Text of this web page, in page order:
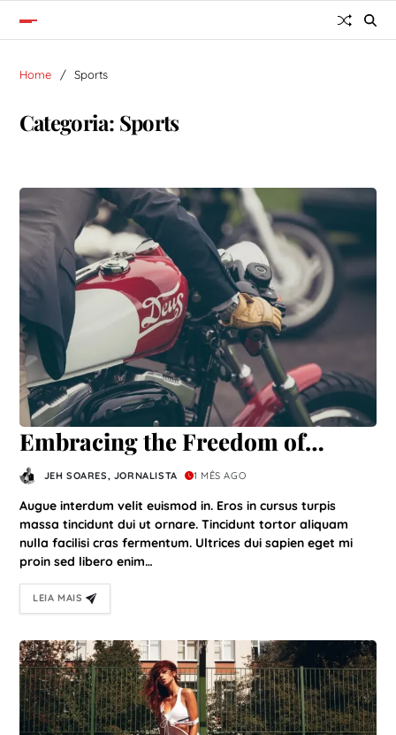
Home Sports
Categoria: Sports
Embracing the Freedom of
Motorbike Adventures
JEH SOARES, JORNALISTA 1 MÊS AGO
Augue interdum velit euismod in. Eros in cursus turpis
massa tincidunt dui ut ornare. Tincidunt tortor aliquam
nulla facilisi cras fermentum. Ultrices dui sapien eget mi
proin sed libero enim…
LEIA MAIS